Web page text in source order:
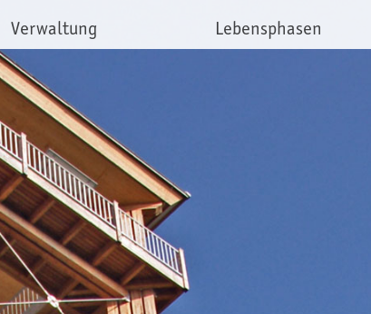
Verwaltung Lebensphasen